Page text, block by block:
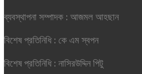
ব্যবস্থাপনা সম্পাদক : আজমল আহছান
বিশেষ প্রতিনিধি : কে এম স্বপন
বিশেষ প্রতিনিধি : নাসিরউদ্দিন পিটু